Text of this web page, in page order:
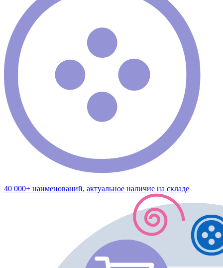
40 000+ наименований, актуальное наличие на складе